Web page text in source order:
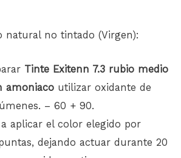
natural no tintado (Virgen):
Tinte Exitenn 7.3 rubio medio
amoniaco utilizar oxidante de
– 60 + 90.
aplicar el color elegido por
dejando actuar durante 20